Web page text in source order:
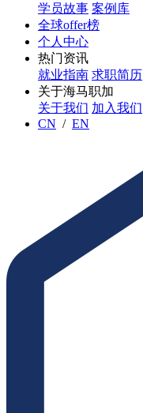
学员故事 案例库
全球offer榜
个人中心
热门资讯
就业指南 求职简历
关于海马职加
关于我们 加入我们
CN / EN